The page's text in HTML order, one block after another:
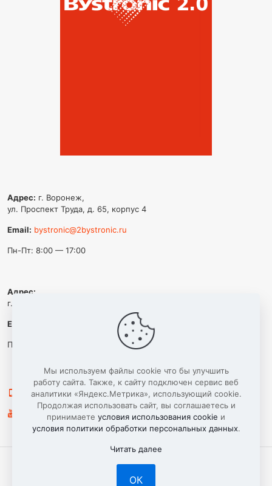
Адрес: г. Воронеж,
ул. Проспект Труда, д. 65, корпус 4
Email: bystronic@2bystronic.ru
Пн-Пт: 8:00 — 17:00
Адрес:
г. Калуга, ул. Дальняя, д. 15
Email: lasermash40@yandex.ru
Пн-Пт: 8:00 — 17:00
+7 (473) 300-42-09
Мы на YouTube: https://www.youtube.com/@bystronic20
ООО “ЛАЗЕРМАШ” г. Воронеж
Мы используем файлы cookie что бы улучшить
работу сайта. Также, к сайту подключен сервис веб
аналитики «Яндекс.Метрика», использующий cookie.
Продолжая использовать сайт, вы соглашаетесь и
принимаете условия использования cookie и
условия политики обработки персональных данных.
Читать далее
ОК